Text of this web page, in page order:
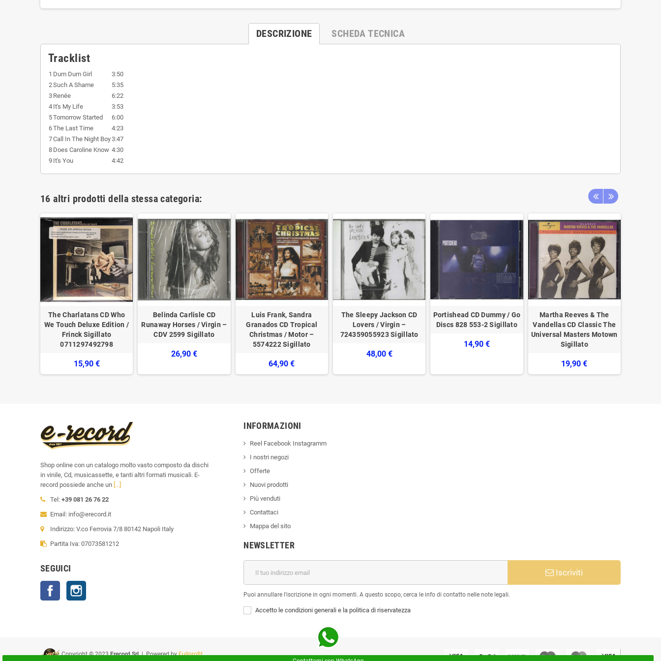
DESCRIZIONE SCHEDA TECNICA
Tracklist
1 Dum Dum Girl
3:50
2Such A Shame
5:35
3 Renée
6:22
4 It's My Life
3:53
5Tomorrow Started
6:00
6The Last Time
4:23
7Call In The Night Boy3:47
8 Does Caroline Know 4:30
9 It's You 4:42
16 altri prodotti della stessa categoria:
The Charlatans CD Who
We Touch Deluxe Edition /
Frinck Sigillato
0711297492798
15,90 €
Belinda Carlisle CD
Runaway Horses / Virgin –
CDV 2599 Sigillato
26,90 €
Luis Frank, Sandra
Granados CD Tropical
Christmas / Motor –
5574222 Sigillato
64,90 €
The Sleepy Jackson CD
Lovers / Virgin –
724359055923 Sigillato
48,00 €
Portishead CD Dummy / Go
Discs ‎828 553-2 Sigillato
14,90 €
Martha Reeves & The
Vandellas CD Classic The
Universal Masters Motown
Sigillato
19,90 €
Shop online con un catalogo molto vasto composto da dischi
in vinile, Cd, musicassette, e tanti altri formati musicali. E-
record possiede anche un [...]
Tel: +39 081 26 76 22
Email: info@erecord.it
Indirizzo: V.co Ferrovia 7/8 80142 Napoli Italy
Partita Iva: 07073581212
SEGUICI
Facebook
INFORMAZIONI
Reel Facebook Instagramm
I nostri negozi
Offerte
Nuovi prodotti
Più venduti
Contattaci
Mappa del sito
NEWSLETTER
Iscriviti
Puoi annullare l'iscrizione in ogni momenti. A questo scopo, cerca le info di contatto nelle note legali.
Accetto le condizioni generali e la politica di riservatezza
Copyright © 2023Erecord Srl| Powered byFullprofit